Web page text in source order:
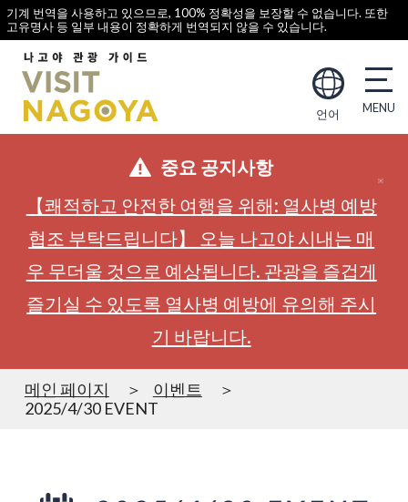
기계 번역을 사용하고 있으므로, 100% 정확성을 보장할 수 없습니다. 또한
고유명사 등 일부 내용이 정확하게 번역되지 않을 수 있습니다.
언어
중요 공지사항
【쾌적하고 안전한 여행을 위해: 열사병 예방
협조 부탁드립니다】 오늘 나고야 시내는 매
우 무더울 것으로 예상됩니다. 관광을 즐겁게
즐기실 수 있도록 열사병 예방에 유의해 주시
기 바랍니다.
메인 페이지
이벤트
2025/4/30 EVENT